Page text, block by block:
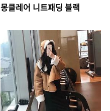
몽클레어 니트패딩 블랙